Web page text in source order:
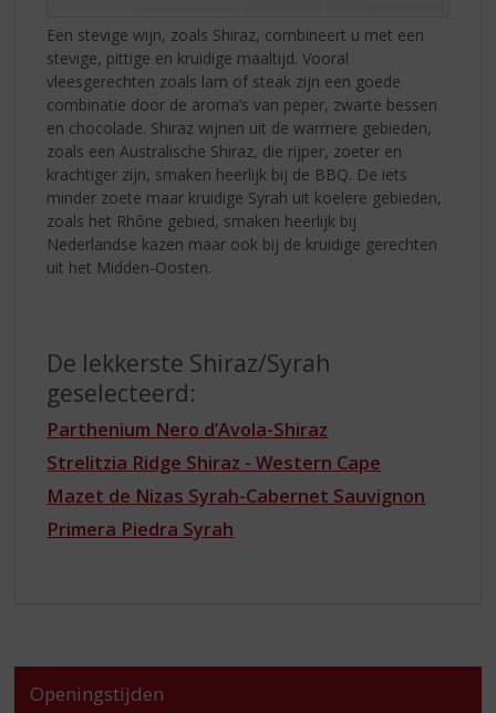
Een stevige wijn, zoals Shiraz, combineert u met een
stevige, pittige en kruidige maaltijd. Vooral
vleesgerechten zoals lam of steak zijn een goede
combinatie door de aroma’s van peper, zwarte bessen
en chocolade. Shiraz wijnen uit de warmere gebieden,
zoals een Australische Shiraz, die rijper, zoeter en
krachtiger zijn, smaken heerlijk bij de BBQ. De iets
minder zoete maar kruidige Syrah uit koelere gebieden,
zoals het Rhône gebied, smaken heerlijk bij
Nederlandse kazen maar ook bij de kruidige gerechten
uit het Midden-Oosten.
De lekkerste Shiraz/Syrah
geselecteerd:
Parthenium Nero d’Avola-Shiraz
Strelitzia Ridge Shiraz - Western Cape
Mazet de Nizas Syrah-Cabernet Sauvignon
Primera Piedra Syrah
Openingstijden